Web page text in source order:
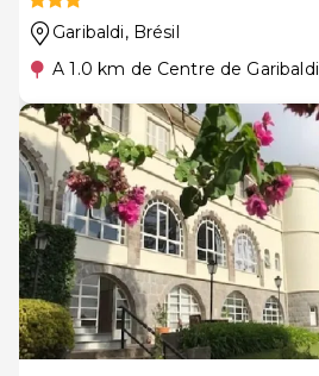
Garibaldi, Brésil
A 1.0 km de Centre de Garibaldi